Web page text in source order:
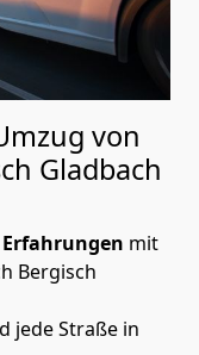
von
Gladbach
Erfahrungen mit
Bergisch
jede Straße in